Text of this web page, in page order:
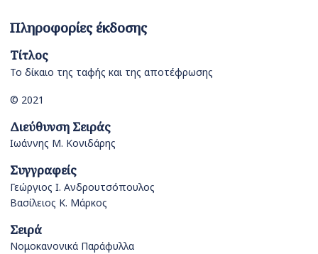
Πληροφορίες έκδοσης
Τίτλος
Το δίκαιο της ταφής και της αποτέφρωσης
© 2021
Διεύθυνση Σειράς
Ιωάννης Μ. Κονιδάρης
Συγγραφείς
Γεώργιος Ι. Ανδρουτσόπουλος
Βασίλειος Κ. Μάρκος
Σειρά
Νομοκανονικά Παράφυλλα